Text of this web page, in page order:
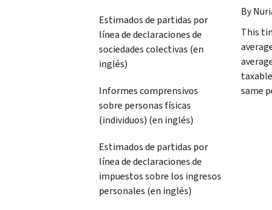
Estimados de partidas por
línea de declaraciones de
sociedades colectivas (en
inglés)
Informes comprensivos
sobre personas físicas
(individuos) (en inglés)
Estimados de partidas por
línea de declaraciones de
impuestos sobre los ingresos
personales (en inglés)
By
This
same